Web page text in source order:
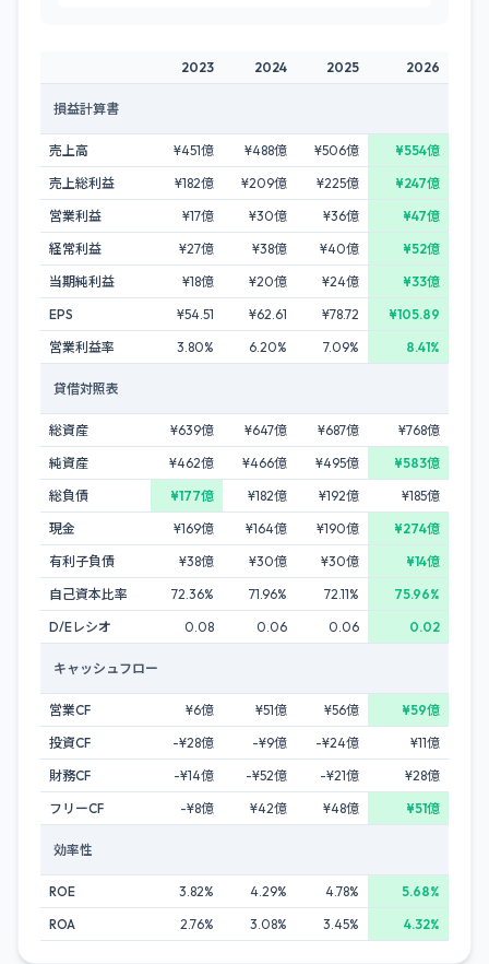
2023 2024 2025 2026
損益計算書
売上高 ¥451億 ¥488億 ¥506億
¥554億
売上総利益
¥182億 ¥209億 ¥225億
¥247億
営業利益
¥17億 ¥30億 ¥36億
¥47億
経常利益
¥27億 ¥38億 ¥40億
¥52億
当期純利益
¥18億 ¥20億 ¥24億
¥33億
EPS
¥54.51 ¥62.61 ¥78.72
¥105.89
営業利益率
3.80% 6.20% 7.09% 8.41%
貸借対照表
総資産 ¥639億 ¥647億 ¥687億
¥768億
純資産
¥462億 ¥466億 ¥495億
¥583億
総負債
¥177億 ¥182億 ¥192億
¥185億
現金
¥169億 ¥164億 ¥190億
¥274億
有利子負債
¥38億 ¥30億 ¥30億
¥14億
自己資本比率
72.36% 71.96% 72.11%
75.96%
D/Eレシオ
0.08 0.06 0.06 0.02
キャッシュフロー
営業CF ¥6億 ¥51億 ¥56億
¥59億
投資CF
-¥28億 -¥9億 -¥24億
¥11億
財務CF
-¥14億 -¥52億 -¥21億
¥28億
フリーCF
-¥8億 ¥42億 ¥48億 ¥51億
効率性
ROE 3.82% 4.29% 4.78%
5.68%
ROA
2.76% 3.08% 3.45% 4.32%